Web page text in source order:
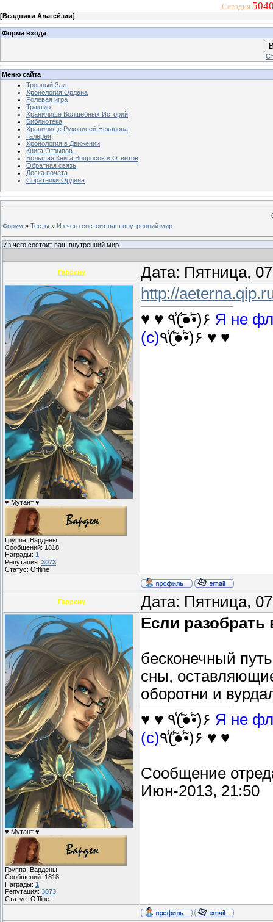
Сегодня
[Всадники Алагейзии]
Форма входа
Меню сайта
Тронный Зал
Хронология Ордена
Ролевая игра
Трактир
Хранилище Волшебных Историй
Библиотека
Хранилище Рукописей Неканона
Галерея
Хронология в Движении
Книга Отзывов
Большая Книга Вопросов и Ответов
Обратная связь
Доска почета
Соратники Ордена
Форум » Тесты » Из чего состоит ваш внутренний мир
Из чего состоит ваш внутренний мир
Гаррсиу Дата: Пятница,
♥ Мутант ♥
Группа: Вардены
Сообщений: 1818
Награды: 1
Репутация: 3073
Статус: Offline
http://
♥ ♥ ٩(̾●̮̮̃̾•̃̾)۶ Я не
(с) ٩(̾●̮̮̃̾•̃̾)۶ ♥ ♥
Гаррсиу Дата: Пятница,
♥ Мутант ♥
Группа: Вардены
Сообщений: 1818
Награды: 1
Репутация: 3073
Статус: Offline
Если разобрать
бесконечный
сны,
оборотни и
♥ ♥ ٩(̾●̮̮̃̾•̃̾)۶ Я не
(с) ٩(̾●̮̮̃̾•̃̾)۶ ♥ ♥
Сообщение
Июн-2013, 21:50